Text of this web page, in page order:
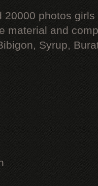
20000 photos
material and
Syrup,